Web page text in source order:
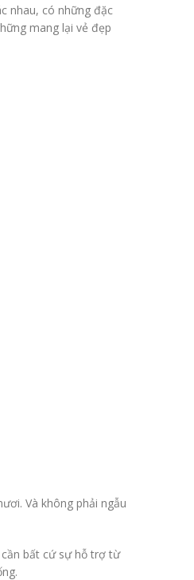
nhau, có những đặc
mang lại vẻ đẹp
Và không phải ngẫu
bất cứ sự hỗ trợ từ